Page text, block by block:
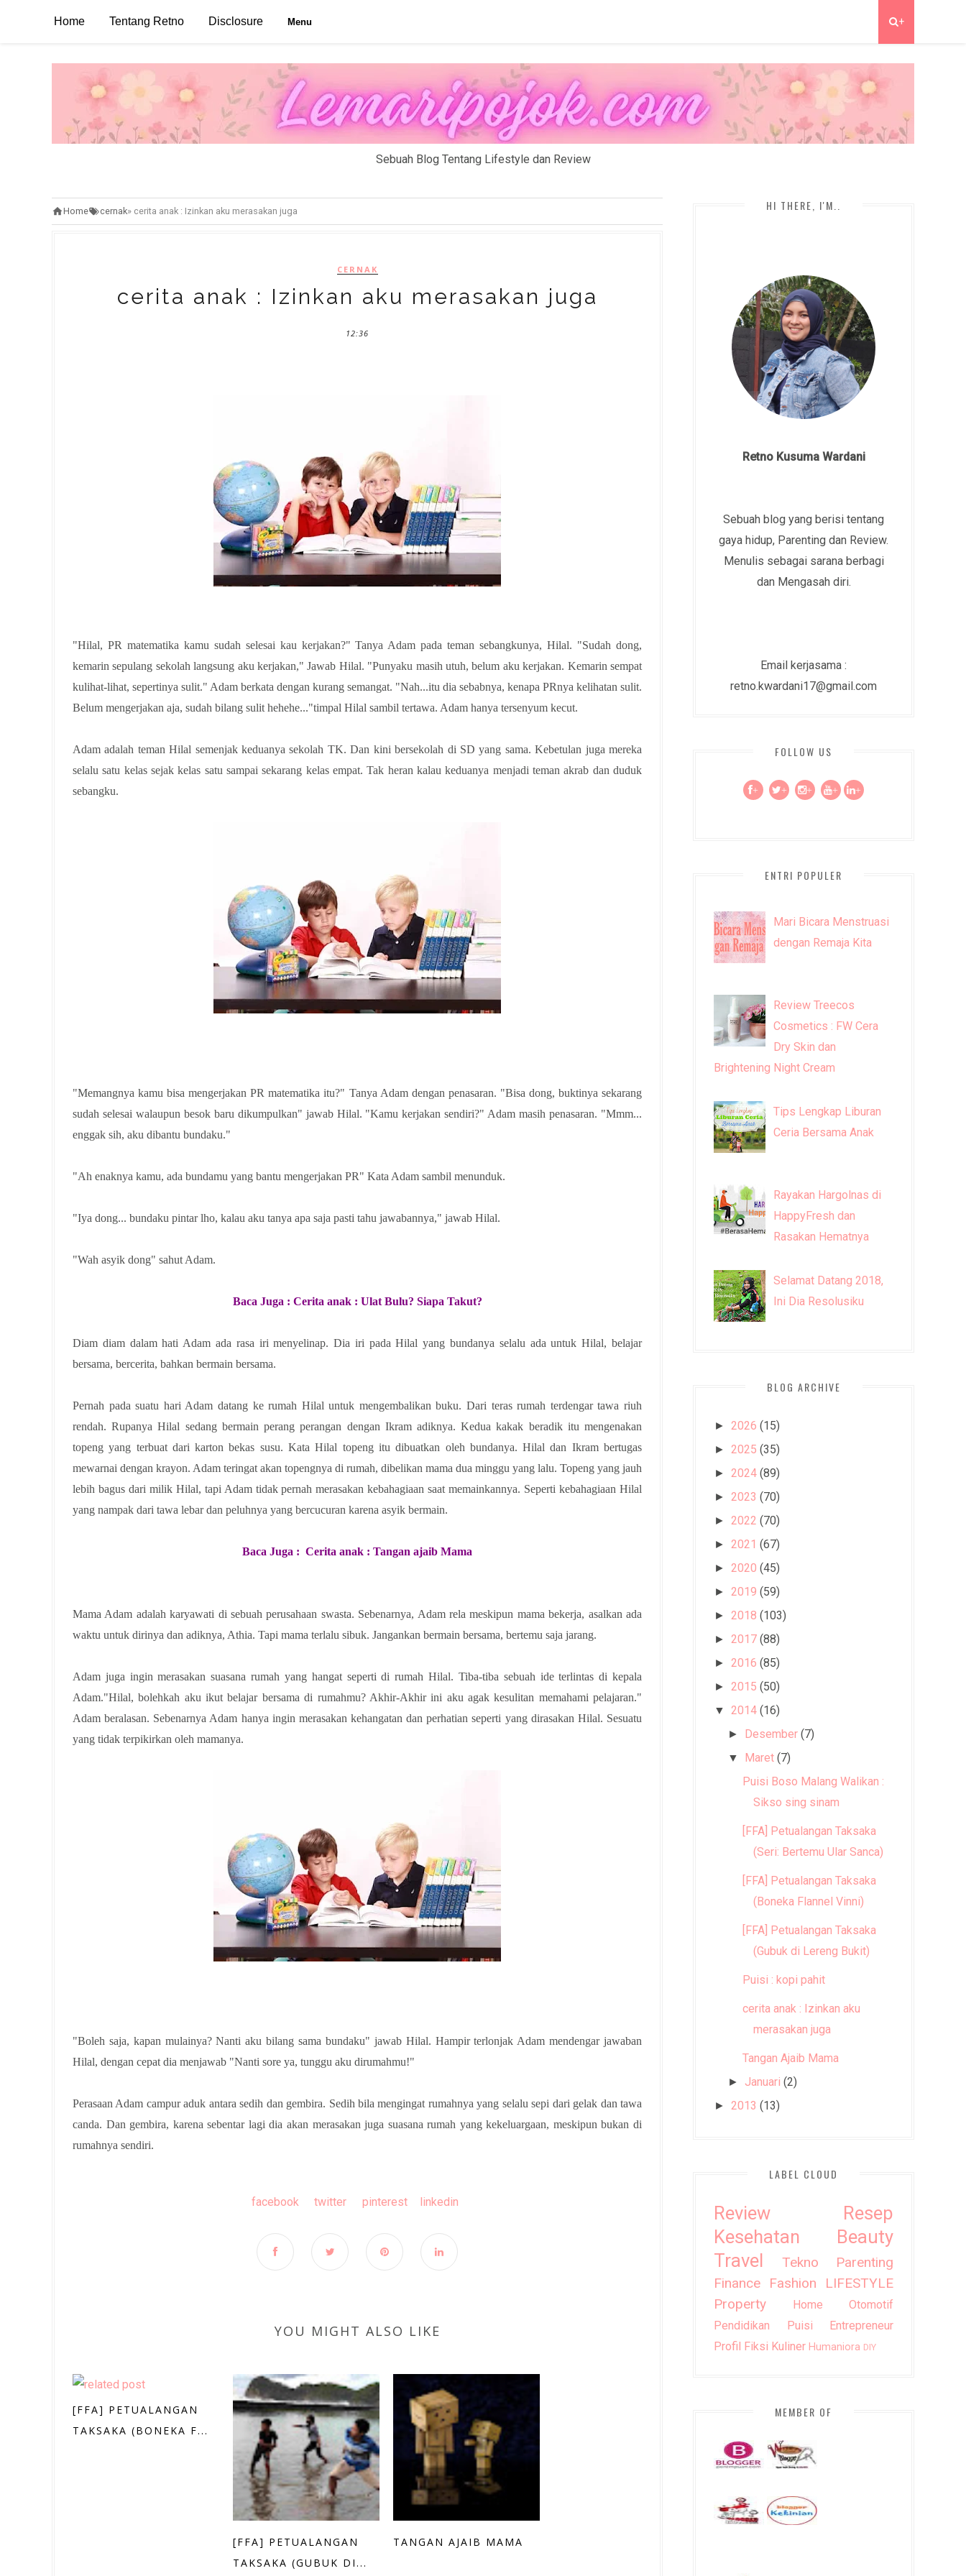
Home Tentang Retno Disclosure Menu +
Sebuah Blog Tentang Lifestyle dan Review
Home cernak» cerita anak : Izinkan aku merasakan juga
CERNAK
cerita anak : Izinkan aku merasakan juga
12:36
"Hilal, PR matematika kamu sudah selesai kau kerjakan?" Tanya Adam pada teman sebangkunya, Hilal. "Sudah dong,
kemarin sepulang sekolah langsung aku kerjakan," Jawab Hilal. "Punyaku masih utuh, belum aku kerjakan. Kemarin sempat
kulihat-lihat, sepertinya sulit." Adam berkata dengan kurang semangat. "Nah...itu dia sebabnya, kenapa PRnya kelihatan sulit.
Belum mengerjakan aja, sudah bilang sulit hehehe..."timpal Hilal sambil tertawa. Adam hanya tersenyum kecut.
Adam adalah teman Hilal semenjak keduanya sekolah TK. Dan kini bersekolah di SD yang sama. Kebetulan juga mereka
selalu satu kelas sejak kelas satu sampai sekarang kelas empat. Tak heran kalau keduanya menjadi teman akrab dan duduk
sebangku.
"Memangnya kamu bisa mengerjakan PR matematika itu?" Tanya Adam dengan penasaran. "Bisa dong, buktinya sekarang
sudah selesai walaupun besok baru dikumpulkan" jawab Hilal. "Kamu kerjakan sendiri?" Adam masih penasaran. "Mmm...
enggak sih, aku dibantu bundaku."
"Ah enaknya kamu, ada bundamu yang bantu mengerjakan PR" Kata Adam sambil menunduk.
"Iya dong... bundaku pintar lho, kalau aku tanya apa saja pasti tahu jawabannya," jawab Hilal.
"Wah asyik dong" sahut Adam.
Baca Juga : Cerita anak : Ulat Bulu? Siapa Takut?
Diam diam dalam hati Adam ada rasa iri menyelinap. Dia iri pada Hilal yang bundanya selalu ada untuk Hilal, belajar
bersama, bercerita, bahkan bermain bersama.
Pernah pada suatu hari Adam datang ke rumah Hilal untuk mengembalikan buku. Dari teras rumah terdengar tawa riuh
rendah. Rupanya Hilal sedang bermain perang perangan dengan Ikram adiknya. Kedua kakak beradik itu mengenakan
topeng yang terbuat dari karton bekas susu. Kata Hilal topeng itu dibuatkan oleh bundanya. Hilal dan Ikram bertugas
mewarnai dengan krayon. Adam teringat akan topengnya di rumah, dibelikan mama dua minggu yang lalu. Topeng yang jauh
lebih bagus dari milik Hilal, tapi Adam tidak pernah merasakan kebahagiaan saat memainkannya. Seperti kebahagiaan Hilal
yang nampak dari tawa lebar dan peluhnya yang bercucuran karena asyik bermain.
Baca Juga : Cerita anak : Tangan ajaib Mama
Mama Adam adalah karyawati di sebuah perusahaan swasta. Sebenarnya, Adam rela meskipun mama bekerja, asalkan ada
waktu untuk dirinya dan adiknya, Athia. Tapi mama terlalu sibuk. Jangankan bermain bersama, bertemu saja jarang.
Adam juga ingin merasakan suasana rumah yang hangat seperti di rumah Hilal. Tiba-tiba sebuah ide terlintas di kepala
Adam."Hilal, bolehkah aku ikut belajar bersama di rumahmu? Akhir-Akhir ini aku agak kesulitan memahami pelajaran."
Adam beralasan. Sebenarnya Adam hanya ingin merasakan kehangatan dan perhatian seperti yang dirasakan Hilal. Sesuatu
yang tidak terpikirkan oleh mamanya.
"Boleh saja, kapan mulainya? Nanti aku bilang sama bundaku" jawab Hilal. Hampir terlonjak Adam mendengar jawaban
Hilal, dengan cepat dia menjawab "Nanti sore ya, tunggu aku dirumahmu!"
Perasaan Adam campur aduk antara sedih dan gembira. Sedih bila mengingat rumahnya yang selalu sepi dari gelak dan tawa
canda. Dan gembira, karena sebentar lagi dia akan merasakan juga suasana rumah yang kekeluargaan, meskipun bukan di
rumahnya sendiri.
facebook twitter pinterest linkedin
YOU MIGHT ALSO LIKE
[FFA] PETUALANGAN
TAKSAKA (BONEKA F...
[FFA] PETUALANGAN
TAKSAKA (GUBUK DI...
TANGAN AJAIB MAMA
HI THERE, I'M..
Retno Kusuma Wardani
Sebuah blog yang berisi tentang
gaya hidup, Parenting dan Review.
Menulis sebagai sarana berbagi
dan Mengasah diri.
Email kerjasama :
retno.kwardani17@gmail.com
FOLLOW US
+ + + + +
ENTRI POPULER
Mari Bicara Menstruasi
dengan Remaja Kita
Review Treecos
Cosmetics : FW Cera
Dry Skin dan
Brightening Night Cream
Tips Lengkap Liburan
Ceria Bersama Anak
Rayakan Hargolnas di
HappyFresh dan
Rasakan Hematnya
Selamat Datang 2018,
Ini Dia Resolusiku
BLOG ARCHIVE
► 2026 (15)
► 2025 (35)
► 2024 (89)
► 2023 (70)
► 2022 (70)
► 2021 (67)
► 2020 (45)
► 2019 (59)
► 2018 (103)
► 2017 (88)
► 2016 (85)
► 2015 (50)
▼ 2014 (16)
► Desember (7)
▼ Maret (7)
Puisi Boso Malang Walikan :
Sikso sing sinam
[FFA] Petualangan Taksaka
(Seri: Bertemu Ular Sanca)
[FFA] Petualangan Taksaka
(Boneka Flannel Vinni)
[FFA] Petualangan Taksaka
(Gubuk di Lereng Bukit)
Puisi : kopi pahit
cerita anak : Izinkan aku
merasakan juga
Tangan Ajaib Mama
► Januari (2)
► 2013 (13)
LABEL CLOUD
Review
Resep
Kesehatan
Beauty
Travel
Tekno
Parenting
Finance
Fashion
LIFESTYLE
Property
Home
Otomotif
Pendidikan
Puisi
Entrepreneur
Profil Fiksi Kuliner Humaniora DIY
MEMBER OF